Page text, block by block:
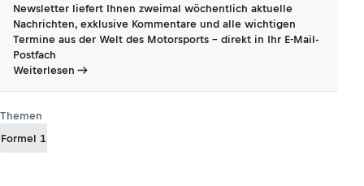
Newsletter liefert Ihnen zweimal wöchentlich aktuelle
Nachrichten, exklusive Kommentare und alle wichtigen
Termine aus der Welt des Motorsports - direkt in Ihr E-Mail-
Postfach
Weiterlesen
Themen
Formel 1